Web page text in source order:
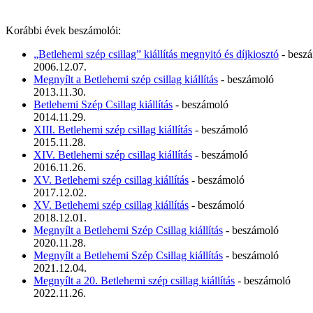
Korábbi évek beszámolói:
„Betlehemi szép csillag” kiállítás megnyitó és díjkiosztó -
2006.12.07.
Megnyílt a Betlehemi szép csillag kiállítás - beszámoló
2013.11.30.
Betlehemi Szép Csillag kiállítás - beszámoló
2014.11.29.
XIII. Betlehemi szép csillag kiállítás - beszámoló
2015.11.28.
XIV. Betlehemi szép csillag kiállítás - beszámoló
2016.11.26.
XV. Betlehemi szép csillag kiállítás - beszámoló
2017.12.02.
XV. Betlehemi szép csillag kiállítás - beszámoló
2018.12.01.
Megnyílt a Betlehemi Szép Csillag kiállítás - beszámoló
2020.11.28.
Megnyílt a Betlehemi Szép Csillag kiállítás - beszámoló
2021.12.04.
Megnyílt a 20. Betlehemi szép csillag kiállítás - beszámoló
2022.11.26.